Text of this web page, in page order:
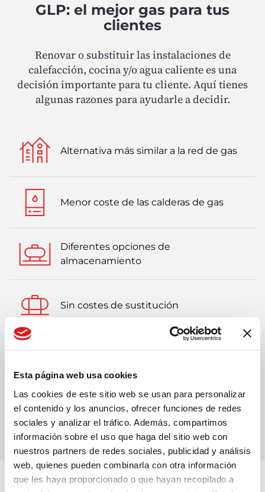
Esta página web usa cookies
Las cookies de este sitio web se usan para personalizar
el contenido y los anuncios, ofrecer funciones de redes
sociales y analizar el tráfico. Además, compartimos
información sobre el uso que haga del sitio web con
nuestros partners de redes sociales, publicidad y análisis
web, quienes pueden combinarla con otra información
que les haya proporcionado o que hayan recopilado a
GLP: el mejor gas para tus
clientes
Renovar o substituir las instalaciones de
calefacción, cocina y/o agua caliente es una
decisión importante para tu cliente. Aquí tienes
algunas razones para ayudarle a decidir.
Alternativa más similar a la red de gas
Menor coste de las calderas de gas
Diferentes opciones de
almacenamiento
Sin costes de sustitución
Con menor impacto ambiental que el
gasóleo